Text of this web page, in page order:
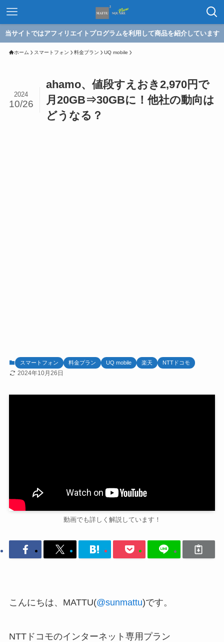
当サイトではアフィリエイトプログラムを利用して商品を紹介しています
ホーム スマートフォン 料金プラン UQ mobile
ahamo、値段すえおき2,970円で
月20GB⇒30GBに！他社の動向は
どうなる？
2024
10/26
スマートフォン 料金プラン UQ mobile 楽天 NTTドコモ
2024年10月26日
動画でも詳しく解説しています！
こんにちは、MATTU(@sunmattu)です。
NTTドコモのインターネット専用プラン